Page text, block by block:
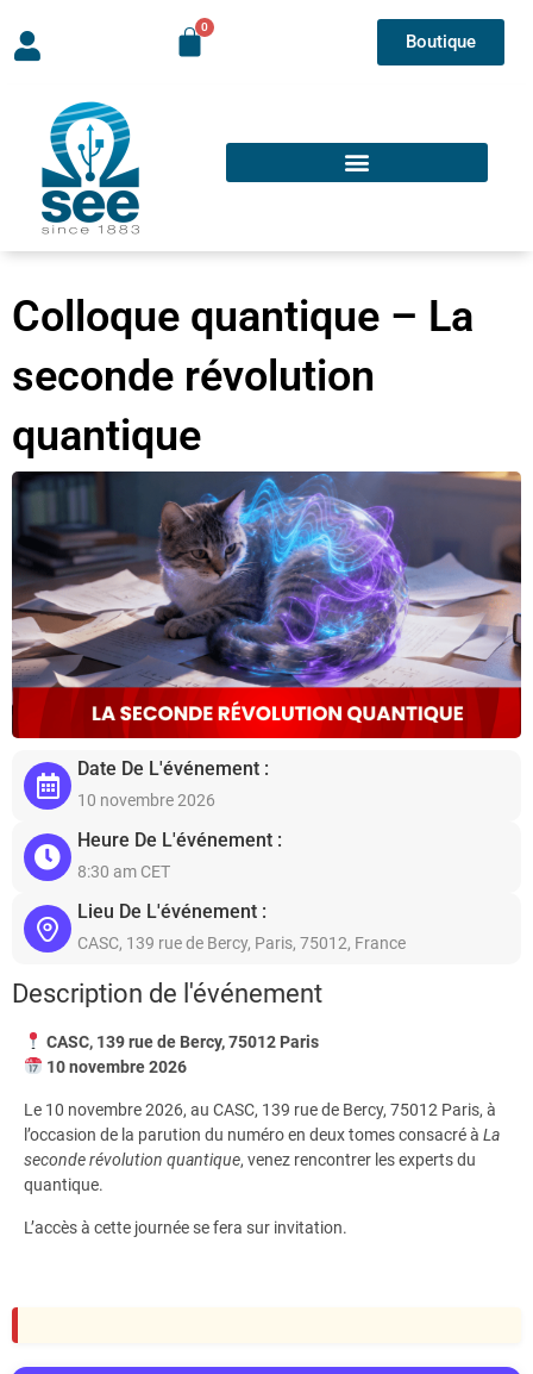
Boutique
Colloque quantique – La
seconde révolution
quantique
Date De L'événement :
10 novembre 2026
Heure De L'événement :
8:30 am CET
Lieu De L'événement :
CASC, 139 rue de Bercy, Paris, 75012, France
Description de l'événement
CASC, 139 rue de Bercy, 75012 Paris
10 novembre 2026
Le 10 novembre 2026, au CASC, 139 rue de Bercy, 75012 Paris, à
l’occasion de la parution du numéro en deux tomes consacré à La
seconde révolution quantique, venez rencontrer les experts du
quantique.
L’accès à cette journée se fera sur invitation.